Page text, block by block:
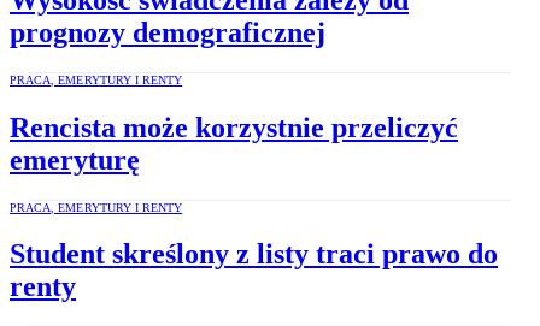
prognozy demograficznej
PRACA, EMERYTURY I RENTY
Rencista może korzystnie przeliczyć
emeryturę
PRACA, EMERYTURY I RENTY
Student skreślony z listy traci prawo do
renty